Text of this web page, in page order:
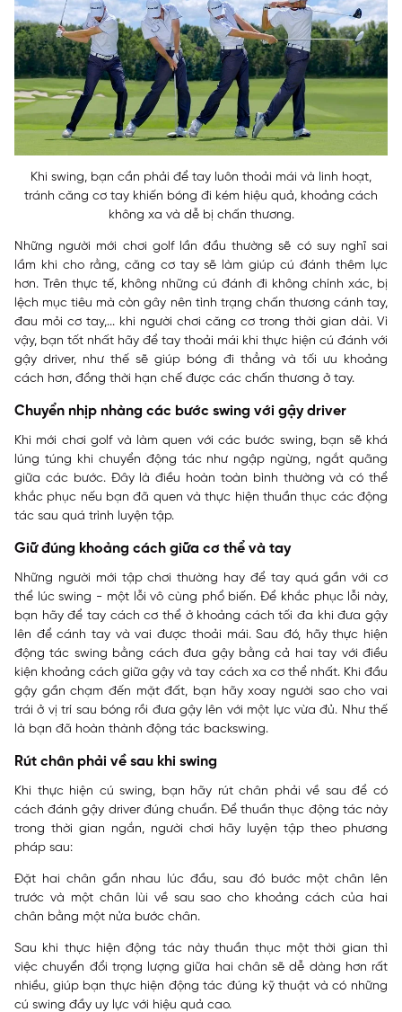
Khi swing, bạn cần phải để tay luôn thoải mái và linh hoạt,
tránh căng cơ tay khiến bóng đi kém hiệu quả, khoảng cách
không xa và dễ bị chấn thương.
Những người mới chơi golf lần đầu thường sẽ có suy nghĩ sai
lầm khi cho rằng, căng cơ tay sẽ làm giúp cú đánh thêm lực
hơn. Trên thực tế, không những cú đánh đi không chính xác, bị
lệch mục tiêu mà còn gây nên tình trạng chấn thương cánh tay,
đau mỏi cơ tay,... khi người chơi căng cơ trong thời gian dài. Vì
vậy, bạn tốt nhất hãy để tay thoải mái khi thực hiện cú đánh với
gậy driver, như thế sẽ giúp bóng đi thẳng và tối ưu khoảng
cách hơn, đồng thời hạn chế được các chấn thương ở tay.
Chuyển nhịp nhàng các bước swing với gậy driver
Khi mới chơi golf và làm quen với các bước swing, bạn sẽ khá
lúng túng khi chuyển động tác như ngập ngừng, ngắt quãng
giữa các bước. Đây là điều hoàn toàn bình thường và có thể
khắc phục nếu bạn đã quen và thực hiện thuần thục các động
tác sau quá trình luyện tập.
Giữ đúng khoảng cách giữa cơ thể và tay
Những người mới tập chơi thường hay để tay quá gần với cơ
thể lúc swing - một lỗi vô cùng phổ biến. Để khắc phục lỗi này,
bạn hãy để tay cách cơ thể ở khoảng cách tối đa khi đưa gậy
lên để cánh tay và vai được thoải mái. Sau đó, hãy thực hiện
động tác swing bằng cách đưa gậy bằng cả hai tay với điều
kiện khoảng cách giữa gậy và tay cách xa cơ thể nhất. Khi đầu
gậy gần chạm đến mặt đất, bạn hãy xoay người sao cho vai
trái ở vị trí sau bóng rồi đưa gậy lên với một lực vừa đủ. Như thế
là bạn đã hoàn thành động tác backswing.
Rút chân phải về sau khi swing
Khi thực hiện cú swing, bạn hãy rút chân phải về sau để có
cách đánh gậy driver đúng chuẩn. Để thuần thục động tác này
trong thời gian ngắn, người chơi hãy luyện tập theo phương
pháp sau:
Đặt hai chân gần nhau lúc đầu, sau đó bước một chân lên
trước và một chân lùi về sau sao cho khoảng cách của hai
chân bằng một nửa bước chân.
Sau khi thực hiện động tác này thuần thục một thời gian thì
việc chuyển đổi trọng lượng giữa hai chân sẽ dễ dàng hơn rất
nhiều, giúp bạn thực hiện động tác đúng kỹ thuật và có những
cú swing đầy uy lực với hiệu quả cao.